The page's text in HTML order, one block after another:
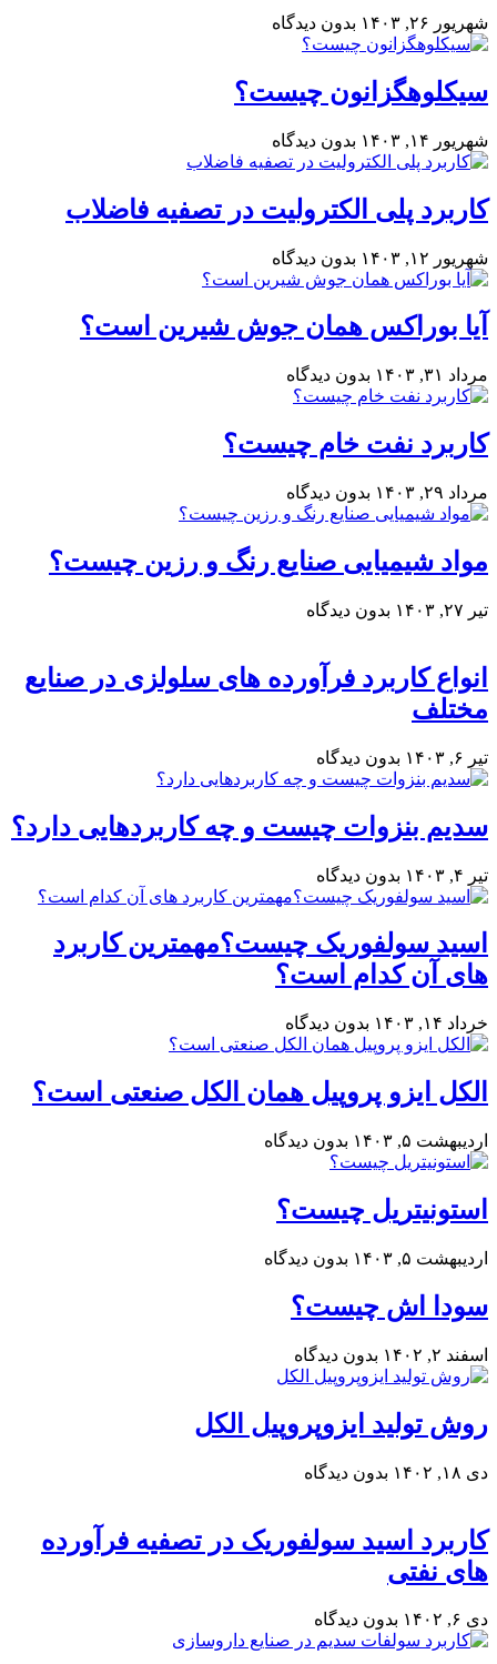
شهریور ۲۶, ۱۴۰۳ بدون دیدگاه
سیکلوهگزانون چیست؟
شهریور ۱۴, ۱۴۰۳ بدون دیدگاه
کاربرد پلی الکترولیت در تصفیه فاضلاب
شهریور ۱۲, ۱۴۰۳ بدون دیدگاه
آیا بوراکس همان جوش شیرین است؟
مرداد ۳۱, ۱۴۰۳ بدون دیدگاه
کاربرد نفت خام چیست؟
مرداد ۲۹, ۱۴۰۳ بدون دیدگاه
مواد شیمیایی صنایع رنگ و رزین چیست؟
تیر ۲۷, ۱۴۰۳ بدون دیدگاه
انواع کاربرد فرآورده‌ های سلولزی در صنایع
مختلف
تیر ۶, ۱۴۰۳ بدون دیدگاه
سدیم بنزوات چیست و چه کاربردهایی دارد؟
تیر ۴, ۱۴۰۳ بدون دیدگاه
اسید سولفوریک چیست؟مهمترین کاربرد
های آن کدام است؟
خرداد ۱۴, ۱۴۰۳ بدون دیدگاه
الکل ایزو پروپیل همان الکل صنعتی است؟
اردیبهشت ۵, ۱۴۰۳ بدون دیدگاه
استونیتریل چیست؟
اردیبهشت ۵, ۱۴۰۳ بدون دیدگاه
سودا اش چیست؟
اسفند ۲, ۱۴۰۲ بدون دیدگاه
روش تولید ایزوپروپیل الکل
دی ۱۸, ۱۴۰۲ بدون دیدگاه
کاربرد اسید سولفوریک در تصفیه فرآورده
های نفتی
دی ۶, ۱۴۰۲ بدون دیدگاه